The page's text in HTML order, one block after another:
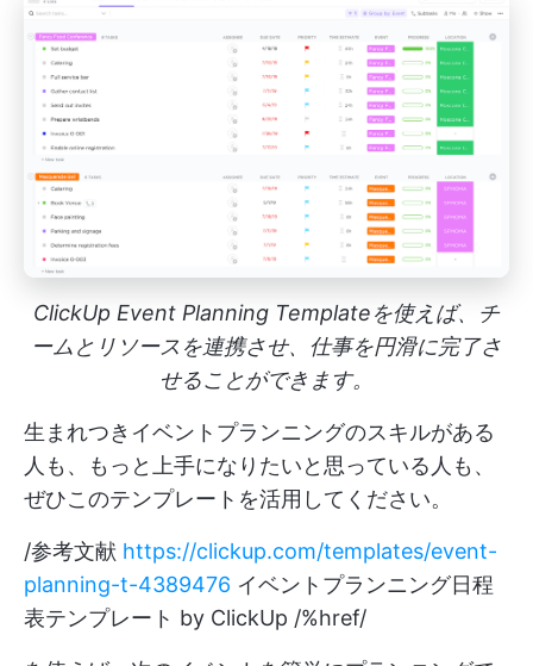
ClickUp Event Planning Templateを使えば、チ
ームとリソースを連携させ、仕事を円滑に完了さ
せることができます。
生まれつきイベントプランニングのスキルがある
人も、もっと上手になりたいと思っている人も、
ぜひこのテンプレートを活用してください。
/参考文献 https://clickup.com/templates/event-
planning-t-4389476 イベントプランニング日程
表テンプレート by ClickUp /%href/